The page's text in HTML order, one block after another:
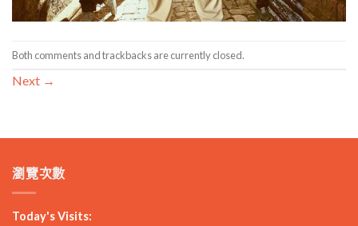
Both comments and trackbacks are currently closed.
Next →
瀏覽次數
Today's Visits: